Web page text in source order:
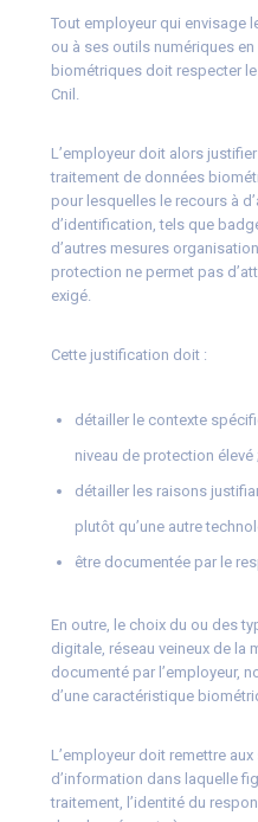
Tout employeur qui envisage
ou à ses outils numériques
biométriques doit respecter
Cnil.
L’employeur doit alors
traitement de données
pour lesquelles le recours à
d’identification, tels que
d’autres mesures
protection ne permet pas
exigé.
Cette justification doit :
détailler le contexte
niveau de protection élevé ;
détailler les raisons
plutôt qu’une autre
être documentée par le
En outre, le choix du ou des
digitale, réseau veineux de la
documenté par l’employeur,
d’une caractéristique
L’employeur doit remettre
d’information dans laquelle
traitement, l’identité du